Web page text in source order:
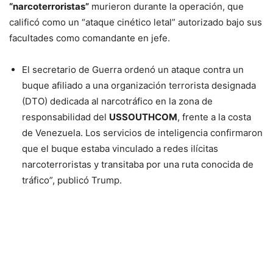
“narcoterroristas” murieron durante la operación, que
calificó como un “ataque cinético letal” autorizado bajo sus
facultades como comandante en jefe.
El secretario de Guerra ordenó un ataque contra un
buque afiliado a una organización terrorista designada
(DTO) dedicada al narcotráfico en la zona de
responsabilidad del USSOUTHCOM, frente a la costa
de Venezuela. Los servicios de inteligencia confirmaron
que el buque estaba vinculado a redes ilícitas
narcoterroristas y transitaba por una ruta conocida de
tráfico”, publicó Trump.